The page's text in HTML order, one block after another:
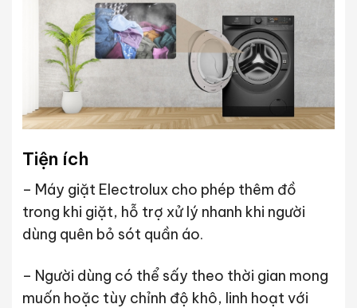
Tiện ích
– Máy giặt Electrolux cho phép thêm đồ
trong khi giặt, hỗ trợ xử lý nhanh khi người
dùng quên bỏ sót quần áo.
– Người dùng có thể sấy theo thời gian mong
muốn hoặc tùy chỉnh độ khô, linh hoạt với